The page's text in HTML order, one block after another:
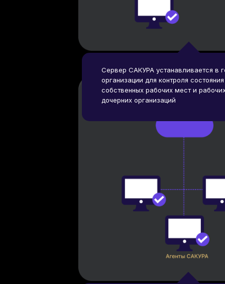
Сервер САКУРА устанавливается в
организации для контроля
собственных рабочих мест и
дочерних организаций